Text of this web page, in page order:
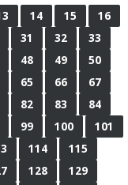
14 15
16
31 32
33
48 49
50
65 66
67
82 83
84
99 100
101
114
115
128
129